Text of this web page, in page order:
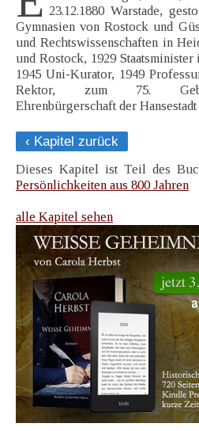
23.12.1880 Warstade,
Gymnasien von Rostock und
und Rechtswissenschaften in
und Rostock, 1929
1945 Uni-Kurator, 1949
Rektor, zum 75. Geb.
Ehrenbürgerschaft der Hansestadt
‹ Kapitel zurück
Dieses Kapitel ist Teil des
Persönlichkeiten aus 800 Jahren
alle Kapitel sehen